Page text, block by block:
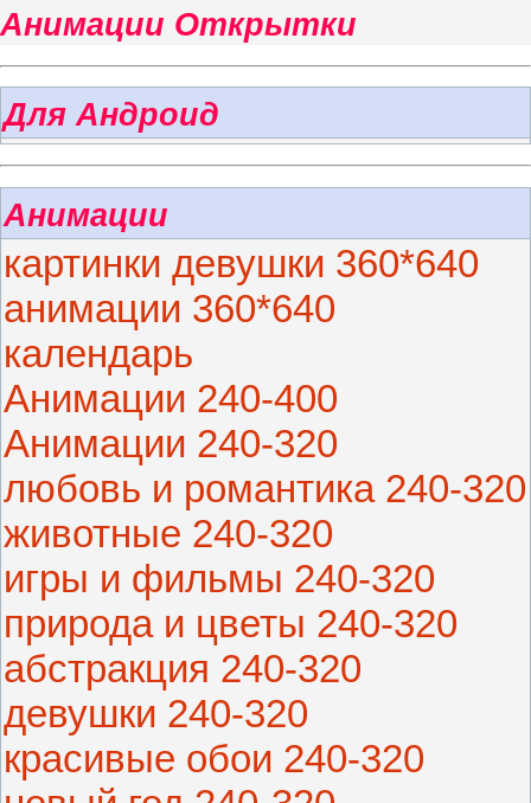
Анимации Открытки
Для Андроид
Анимации
картинки девушки 360*640
анимации 360*640
календарь
Анимации 240-400
Анимации 240-320
любовь и романтика 240-320
животные 240-320
игры и фильмы 240-320
природа и цветы 240-320
абстракция 240-320
девушки 240-320
красивые обои 240-320